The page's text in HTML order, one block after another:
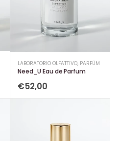
LABORATORIO OLFATTIVO, PARFÜM
Need_U Eau de Parfum
€52,00